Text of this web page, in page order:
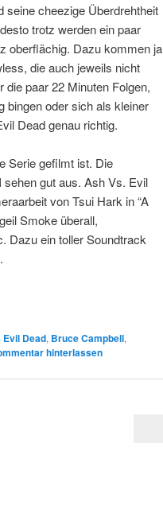
seine cheezige Überdrehtheit
trotz werden ein paar
oberflächig. Dazu kommen ja
die auch jeweils nicht
die paar 22 Minuten Folgen,
bingen oder sich als kleiner
Dead genau richtig.
Serie gefilmt ist. Die
gut aus. Ash Vs. Evil
von Tsui Hark in “A
Smoke überall,
Dazu ein toller Soundtrack
Dead, Bruce Campbell,
hinterlassen